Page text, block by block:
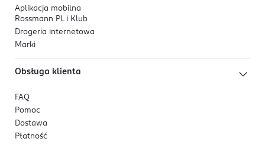
Aplikacja mobilna
Rossmann PL i Klub
Drogeria internetowa
Marki
Obsługa klienta
FAQ
Pomoc
Dostawa
Płatność